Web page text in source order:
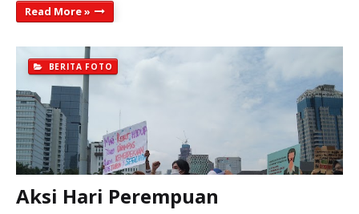
Read More »
BERITA FOTO
Aksi Hari Perempuan